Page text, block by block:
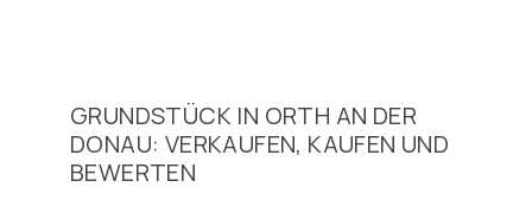
GRUNDSTÜCK IN ORTH AN DER
DONAU: VERKAUFEN, KAUFEN UND
BEWERTEN